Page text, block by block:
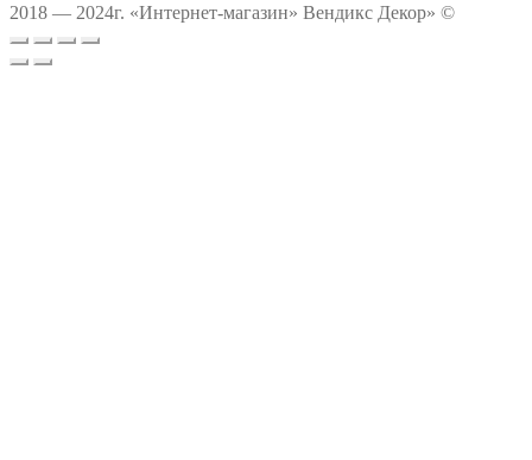
2018 — 2024г. «Интернет-магазин» Вендикс Декор» ©